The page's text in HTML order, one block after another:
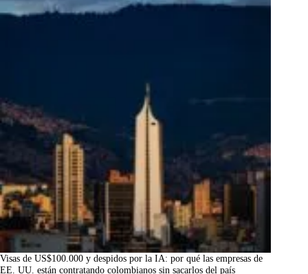
Visas de US$100.000 y despidos por la IA: por qué las empresas de
EE. UU. están contratando colombianos sin sacarlos del país